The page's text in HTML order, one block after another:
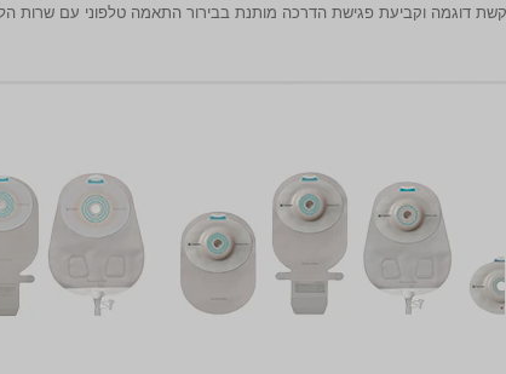
דוגמה וקביעת פגישת הדרכה מותנת בבירור התאמה טלפוני עם שרות